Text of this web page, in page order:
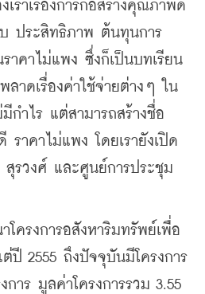
าเรื่องการก่อสร้างคุณภาพดี
ประสิทธิภาพ ต้นทุนการ
าคาไม่แพง ซึ่งก็เป็นบทเรียน
ลาดเรื่องค่าใช้จ่ายต่างๆ ใน
กำไร แต่สามารถสร้างชื่อ
ราคาไม่แพง โดยเรายังเปิด
สุรวงศ์ และศูนย์การประชุม
รงการอสังหาริมทรัพย์เพื่อ
ปี 2555 ถึงปัจจุบันมีโครงการ
การ มูลค่าโครงการรวม 3.55